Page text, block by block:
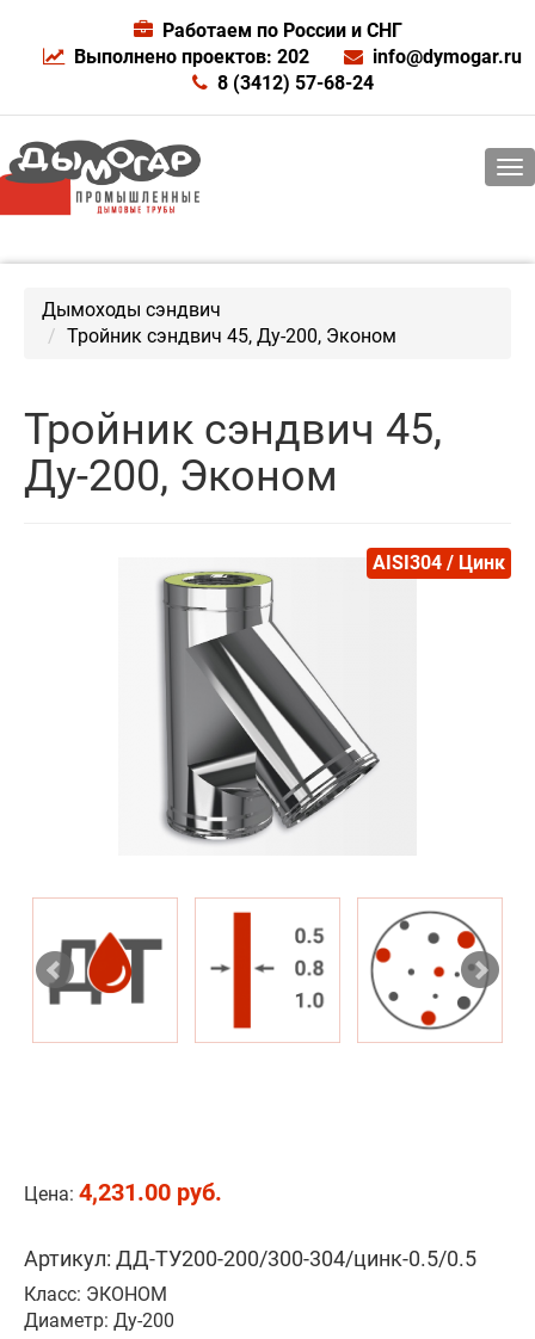
Работаем по России и СНГ
Выполнено проектов: 202
info@dymogar.ru
8 (3412) 57-68-24
Дымоходы сэндвич
Тройник сэндвич 45, Ду-200, Эконом
Тройник сэндвич 45,
Ду-200, Эконом
AISI304 / Цинк
Цена: 4,231.00 руб.
Артикул: ДД-ТУ200-200/300-304/цинк-0.5/0.5
Класс: ЭКОНОМ
Диаметр: Ду-200